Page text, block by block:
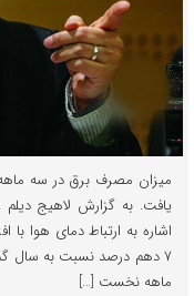
یافت. به گزارش لاهیج
اشاره به ارتباط دمای هوا
۷ دهم درصد نسبت به سال
ماهه نخست […]